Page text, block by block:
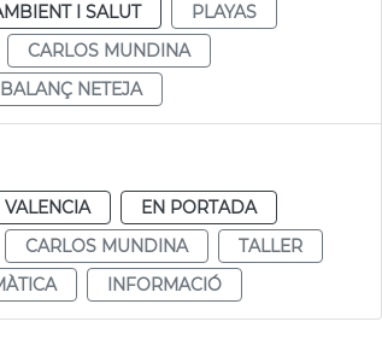
I SALUT
PLAYAS
CARLOS MUNDINA
BALANÇ NETEJA
VALENCIA
EN PORTADA
CARLOS MUNDINA
TALLER
INFORMACIÓ